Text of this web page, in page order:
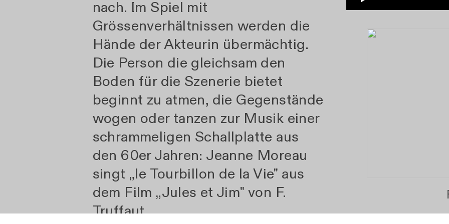
nach. Im Spiel mit
Grössenverhältnissen werden die
Hände der Akteurin übermächtig.
Die Person die gleichsam den
Boden für die Szenerie bietet
beginnt zu atmen, die Gegenstände
wogen oder tanzen zur Musik einer
schrammeligen Schallplatte aus
den 60er Jahren: Jeanne Moreau
singt „le Tourbillon de la Vie" aus
dem Film „Jules et Jim" von F.
Truffaut